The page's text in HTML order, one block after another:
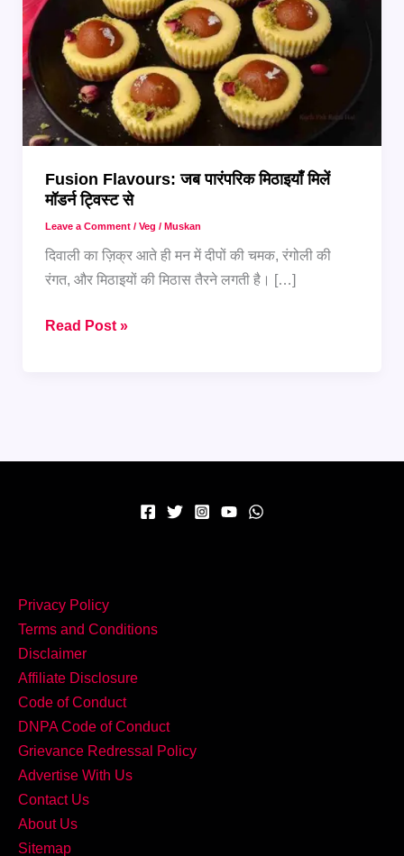
Fusion Flavours: जब पारंपरिक मिठाइयाँ मिलें
मॉडर्न ट्विस्ट से
Leave a Comment / Veg / Muskan
दिवाली का ज़िक्र आते ही मन में दीपों की चमक, रंगोली की
रंगत, और मिठाइयों की मिठास तैरने लगती है। […]
Fusion
Read Post »
Privacy Policy
Terms and Conditions
Disclaimer
Affiliate Disclosure
Code of Conduct
DNPA Code of Conduct
Grievance Redressal Policy
Advertise With Us
Contact Us
About Us
Sitemap